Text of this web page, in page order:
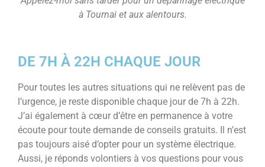
à Tournai et aux alentours.
DE 7H À 22H CHAQUE JOUR
Pour toutes les autres situations qui ne relèvent pas de
l’urgence, je reste disponible chaque jour de 7h à 22h.
J’ai également à cœur d’être en permanence à votre
écoute pour toute demande de conseils gratuits. Il n’est
pas toujours aisé d’opter pour un système électrique.
Aussi, je réponds volontiers à vos questions pour vous